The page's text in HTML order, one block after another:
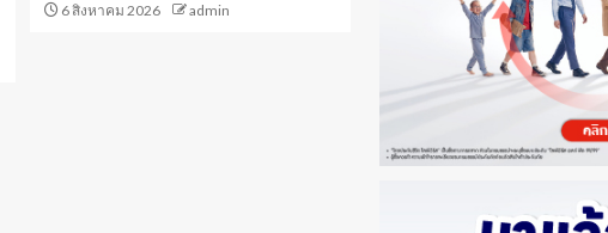
6 สิงหาคม 2026 admin